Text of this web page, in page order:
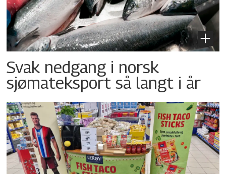
Svak nedgang i norsk
sjømateksport så langt i år